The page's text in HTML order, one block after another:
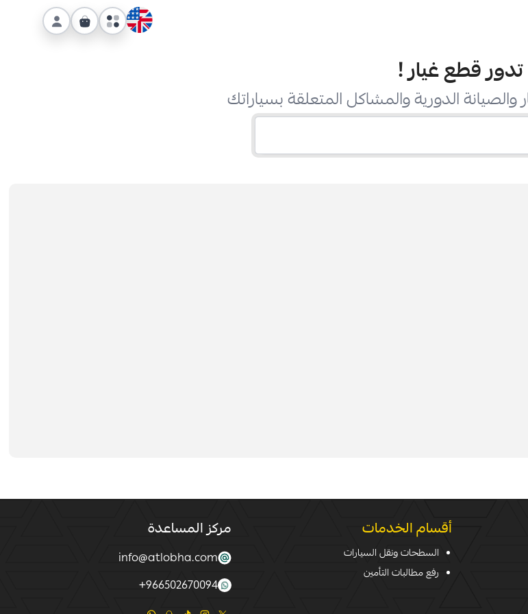
تدور قطع غيار!
الدورية والمشاكل المتعلقة بسياراتك
أقسام الخدمات
السطحات ونقل السيارات
رفع مطالبات التأمين
مركز المساعدة
info@atlobha.com
966502670094
+